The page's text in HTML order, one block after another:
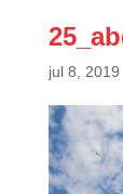
jul 8, 2019